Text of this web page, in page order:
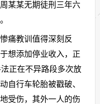
某某无期徒刑三年六
教训值得深刻反
想添加停业收入，正
正在不异路段多次放
自行车轮胎被戳破、
受伤，其外一人的伤